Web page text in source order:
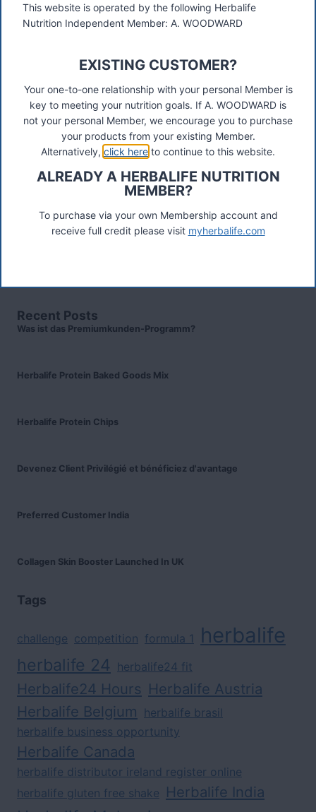
Post
Tags:
Herbalife Greece
navigation
These materials were prepared by a Herbalife Independent
Distributor, Select Marketing, 68 Swan Walk, Shepperton,
TW17 8LY. Contact A Woodward.
Recent Posts
Was ist das Premiumkunden-Programm?
Herbalife Protein Baked Goods Mix
Herbalife Protein Chips
Devenez Client Privilégié et bénéficiez d'avantage
Preferred Customer India
Collagen Skin Booster Launched In UK
Tags
challenge competition formula 1 herbalife
herbalife 24 herbalife24 fit
Herbalife24 Hours Herbalife Austria
Herbalife Belgium herbalife brasil
herbalife business opportunity
Herbalife Canada
herbalife distributor ireland register online
herbalife gluten free shake Herbalife India
This website is operated by the following Herbalife
Nutrition Independent Member: A. WOODWARD
EXISTING CUSTOMER?
Your one-to-one relationship with your personal Member is
key to meeting your nutrition goals. If A. WOODWARD is
not your personal Member, we encourage you to purchase
your products from your existing Member.
Alternatively, click here to continue to this website.
ALREADY A HERBALIFE NUTRITION
MEMBER?
To purchase via your own Membership account and
receive full credit please visit myherbalife.com